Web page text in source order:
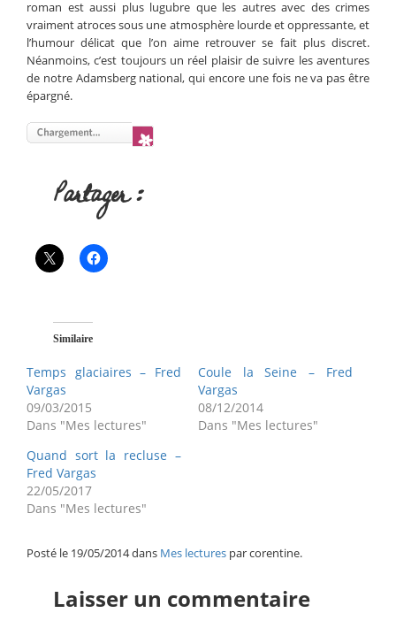
roman est aussi plus lugubre que les autres avec des crimes
vraiment atroces sous une atmosphère lourde et oppressante, et
l’humour délicat que l’on aime retrouver se fait plus discret.
Néanmoins, c’est toujours un réel plaisir de suivre les aventures
de notre Adamsberg national, qui encore une fois ne va pas être
épargné.
Partager :
Similaire
Temps glaciaires – Fred
Vargas
09/03/2015
Dans "Mes lectures"
Coule la Seine – Fred
Vargas
08/12/2014
Dans "Mes lectures"
Quand sort la recluse –
Fred Vargas
22/05/2017
Dans "Mes lectures"
Posté le 19/05/2014 dans Mes lectures par corentine.
Laisser un commentaire